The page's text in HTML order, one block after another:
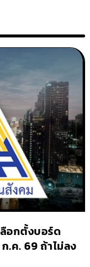
ลือกตั้งบอร์ด
.ค. 69 ถ้าไม่ลง